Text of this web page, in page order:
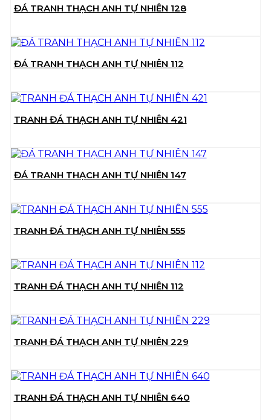
ĐÁ TRANH THẠCH ANH TỰ NHIÊN 128
ĐÁ TRANH THẠCH ANH TỰ NHIÊN 112
TRANH ĐÁ THẠCH ANH TỰ NHIÊN 421
ĐÁ TRANH THẠCH ANH TỰ NHIÊN 147
TRANH ĐÁ THẠCH ANH TỰ NHIÊN 555
TRANH ĐÁ THẠCH ANH TỰ NHIÊN 112
TRANH ĐÁ THẠCH ANH TỰ NHIÊN 229
TRANH ĐÁ THẠCH ANH TỰ NHIÊN 640